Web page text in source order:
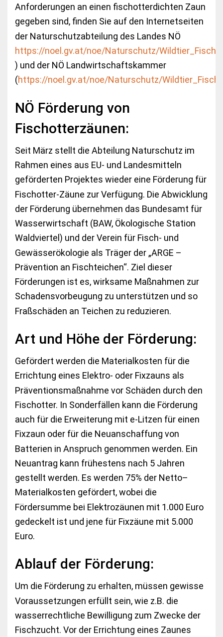
Anforderungen an einen fischotterdichten Zaun
gegeben sind, finden Sie auf den Internetseiten
der Naturschutzabteilung des Landes NÖ
https://noel.gv.at/noe/Naturschutz/
) und der NÖ Landwirtschaftskammer
(https://noel.gv.at/noe/Naturschutz/
NÖ Förderung von
Fischotterzäunen:
Seit März stellt die Abteilung Naturschutz im
Rahmen eines aus EU- und Landesmitteln
geförderten Projektes wieder eine Förderung für
Fischotter-Zäune zur Verfügung. Die Abwicklung
der Förderung übernehmen das Bundesamt für
Wasserwirtschaft (BAW, Ökologische Station
Waldviertel) und der Verein für Fisch- und
Gewässerökologie als Träger der „ARGE –
Prävention an Fischteichen“. Ziel dieser
Förderungen ist es, wirksame Maßnahmen zur
Schadensvorbeugung zu unterstützen und so
Fraßschäden an Teichen zu reduzieren.
Art und Höhe der Förderung:
Gefördert werden die Materialkosten für die
Errichtung eines Elektro- oder Fixzauns als
Präventionsmaßnahme vor Schäden durch den
Fischotter. In Sonderfällen kann die Förderung
auch für die Erweiterung mit e-Litzen für einen
Fixzaun oder für die Neuanschaffung von
Batterien in Anspruch genommen werden. Ein
Neuantrag kann frühestens nach 5 Jahren
gestellt werden. Es werden 75% der Netto–
Materialkosten gefördert, wobei die
Fördersumme bei Elektrozäunen mit 1.000 Euro
gedeckelt ist und jene für Fixzäune mit 5.000
Euro.
Ablauf der Förderung:
Um die Förderung zu erhalten, müssen gewisse
Voraussetzungen erfüllt sein, wie z.B. die
wasserrechtliche Bewilligung zum Zwecke der
Fischzucht. Vor der Errichtung eines Zaunes